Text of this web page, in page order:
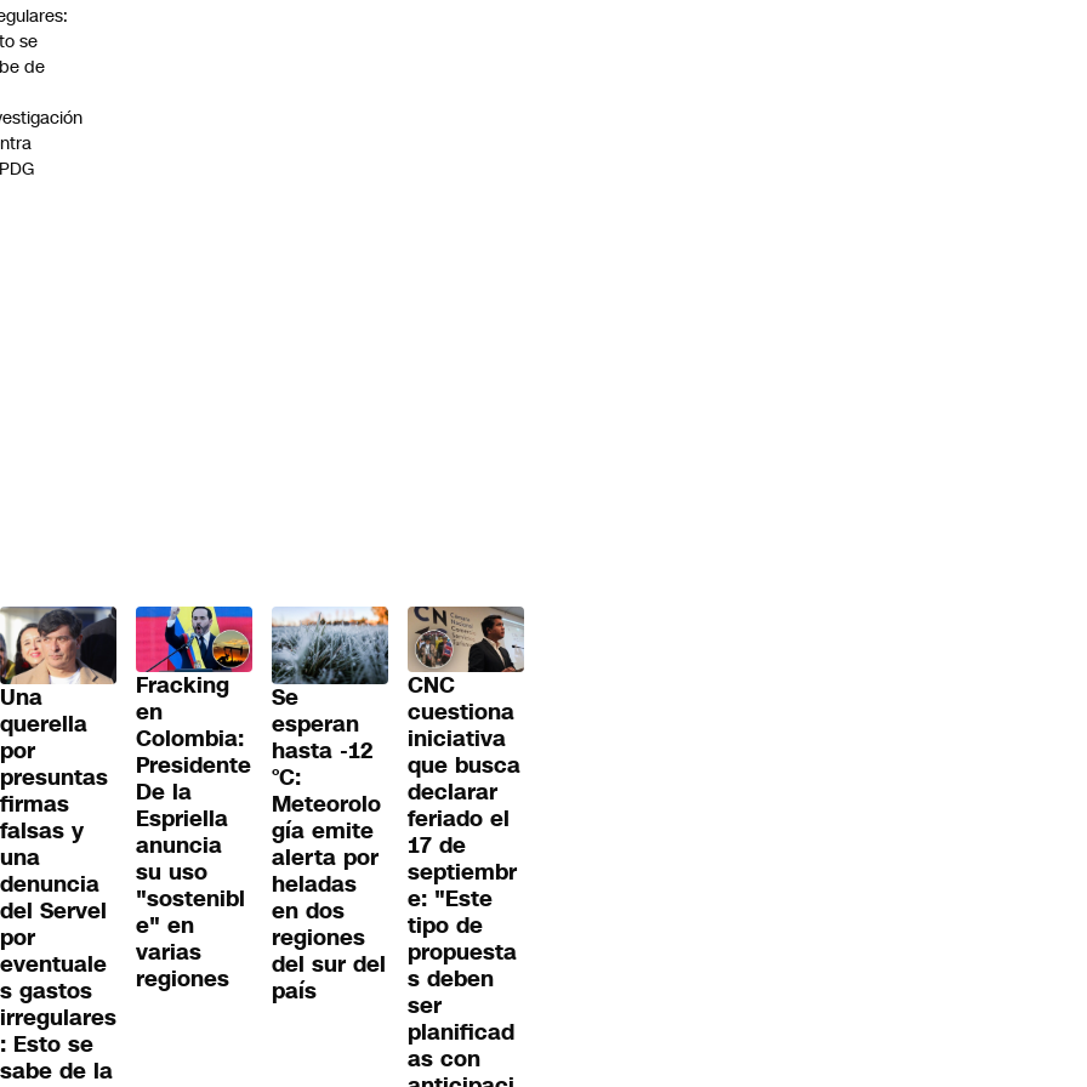
se
de
Una
querella
por
presuntas
firmas
falsas y
una
denuncia
del Servel
por
eventuale
s gastos
irregulares
: Esto se
sabe de la
Fracking
en
Colombia:
Presidente
De la
Espriella
anuncia
su uso
"sostenibl
e" en
varias
regiones
Se
esperan
hasta -12
°C:
Meteorolo
gía emite
alerta por
heladas
en dos
regiones
del sur del
país
CNC
cuestiona
iniciativa
que busca
declarar
feriado el
17 de
septiembr
e: "Este
tipo de
propuesta
s deben
ser
planificad
as con